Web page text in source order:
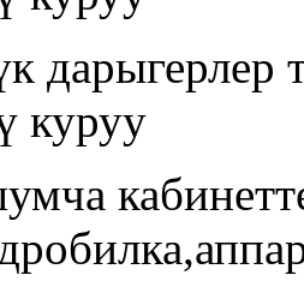
дарыгерлер
куруу